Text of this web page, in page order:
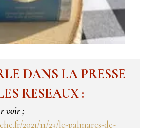
DANS LA PRESSE
RESEAUX :
voir ;
2021/11/23/le-palmares-de-